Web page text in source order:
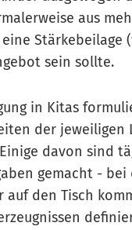
aus
sein sollte.
in Kitas
der
davon sind
gemacht -
den Tisch